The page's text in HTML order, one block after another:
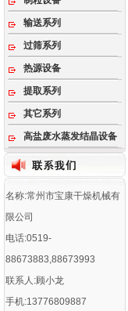
输送系列
过筛系列
热源设备
提取系列
其它系列
高盐废水蒸发结晶设备
名称:常州市宝康干燥机械有
限公司
电话:0519-
88673883,88673993
联系人:顾小龙
手机:13776809887